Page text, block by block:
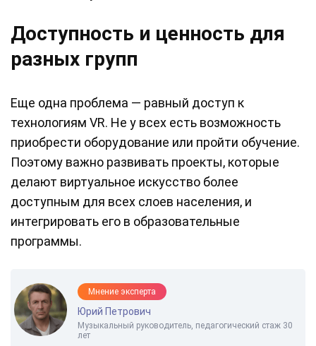
Доступность и ценность для
разных групп
Еще одна проблема — равный доступ к
технологиям VR. Не у всех есть возможность
приобрести оборудование или пройти обучение.
Поэтому важно развивать проекты, которые
делают виртуальное искусство более
доступным для всех слоев населения, и
интегрировать его в образовательные
программы.
Мнение эксперта
Юрий Петрович
Музыкальный руководитель, педагогический стаж 30
лет